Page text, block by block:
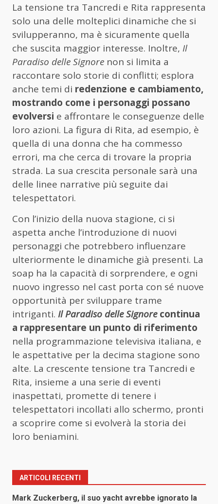
La tensione tra Tancredi e Rita rappresenta
solo una delle molteplici dinamiche che si
svilupperanno, ma è sicuramente quella
che suscita maggior interesse. Inoltre, Il
Paradiso delle Signore non si limita a
raccontare solo storie di conflitti; esplora
anche temi di redenzione e cambiamento,
mostrando come i personaggi possano
evolversi e affrontare le conseguenze delle
loro azioni. La figura di Rita, ad esempio, è
quella di una donna che ha commesso
errori, ma che cerca di trovare la propria
strada. La sua crescita personale sarà una
delle linee narrative più seguite dai
telespettatori.
Con l’inizio della nuova stagione, ci si
aspetta anche l’introduzione di nuovi
personaggi che potrebbero influenzare
ulteriormente le dinamiche già presenti. La
soap ha la capacità di sorprendere, e ogni
nuovo ingresso nel cast porta con sé nuove
opportunità per sviluppare trame
intriganti. Il Paradiso delle Signorecontinua
a rappresentare un punto di riferimento
nella programmazione televisiva italiana, e
le aspettative per la decima stagione sono
alte. La crescente tensione tra Tancredi e
Rita, insieme a una serie di eventi
inaspettati, promette di tenere i
telespettatori incollati allo schermo, pronti
a scoprire come si evolverà la storia dei
loro beniamini.
ARTICOLI RECENTI
Mark Zuckerberg, il suo yacht avrebbe ignorato la